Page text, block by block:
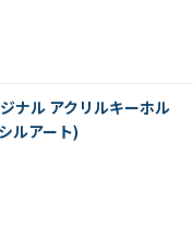
ナル アクリルキーホル
ルアート)